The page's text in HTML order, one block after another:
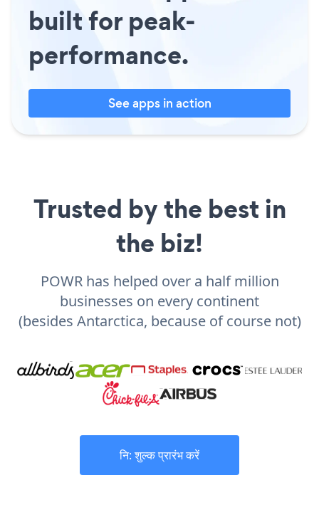
built for peak-
performance.
See apps in action
Trusted by the best in
the biz!
POWR has helped over a half million
businesses on every continent
(besides Antarctica, because of course not)
नि: शुल्क प्रारंभ करें